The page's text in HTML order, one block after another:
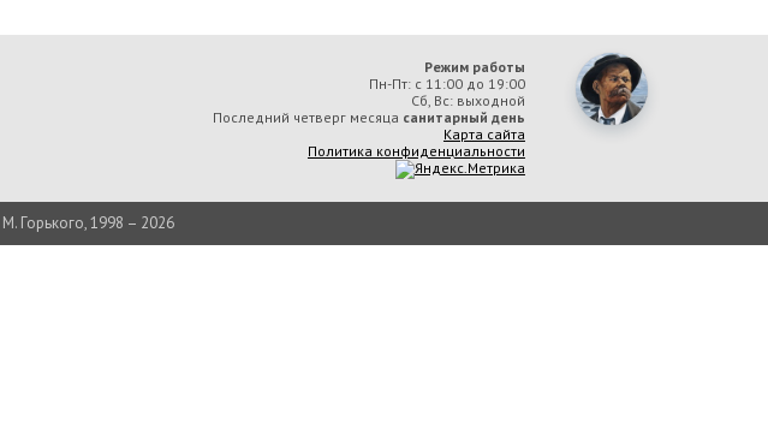
Режим работы
Пн-Пт: с 11:00 до 19:00
Сб, Вс: выходной
Последний четверг месяца санитарный день
Карта сайта
Политика конфиденциальности
Горького, 1998 – 2026
Почёта“ краевая универсальная библиотека им. А. М. Горького» вы соглашаетесь с тем, что мы